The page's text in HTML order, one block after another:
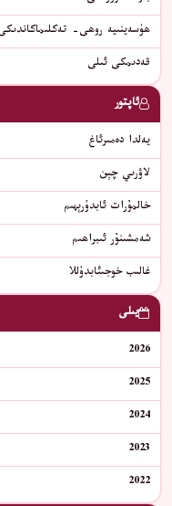
ھۈسەينىيە روھى-
قەدىمكى ئىلى
ئاپتور
يەلدا دەمىرئاغ
ﻻﯞﺭﯨﻲ ﭼﯧﻦ
خالمۇرات ئابدۇرېھىم
شەمشىنۇر ئىبراھىم
غالىب خوجىئابدۇللا
يىلى
2026
2025
2024
2023
2022